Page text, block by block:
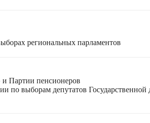
региональных парламентов
Партии пенсионеров
по выборам депутатов